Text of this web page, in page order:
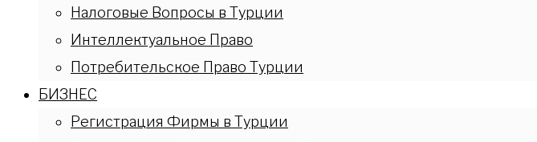
Налоговые Вопросы в Турции
Интеллектуальное Право
Потребительское Право Турции
БИЗНЕС
Регистрация Фирмы в Турции